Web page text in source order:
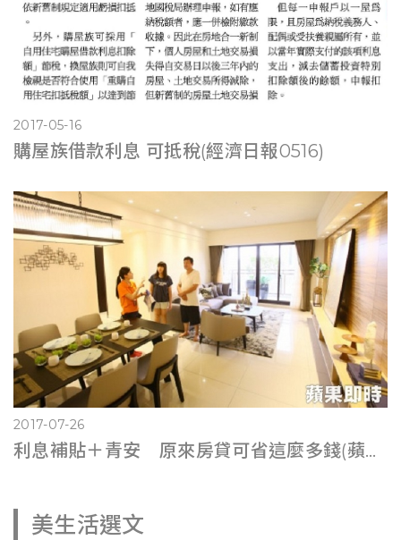
2017-05-16
購屋族借款利息 可抵稅(經濟日報0516)
2017-07-26
利息補貼＋青安 原來房貸可省這麼多錢(蘋果即時0725)
美生活選文